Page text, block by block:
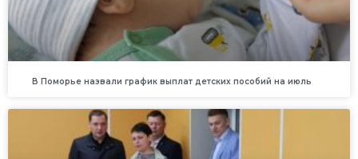
В Поморье назвали график выплат детских пособий на июль